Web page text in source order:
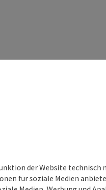
der Website
für soziale Medien